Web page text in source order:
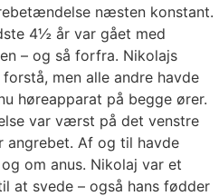
næsten konstant.
4½ år var gået med
– og så forfra. Nikolajs
men alle andre havde
høreapparat på begge ører.
var værst på det venstre
angrebet. Af og til havde
om anus. Nikolaj var et
at svede – også hans fødder